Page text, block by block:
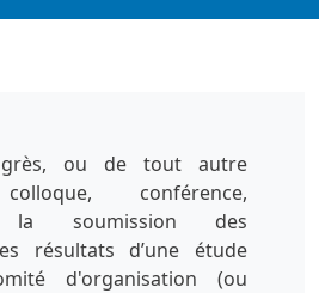
ou de tout autre
conférence,
la soumission des
résultats d’une étude
d'organisation (ou